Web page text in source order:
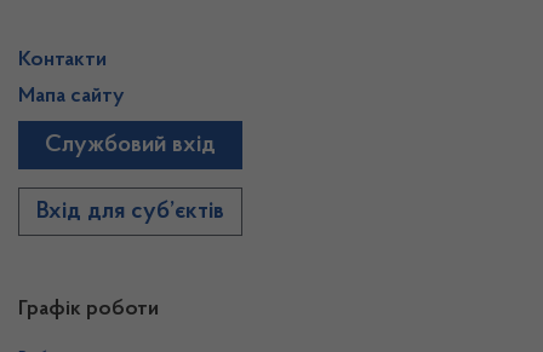
Графік роботи
Контакти
Мапа сайту
Службовий вхід
Вхід для суб’єктів